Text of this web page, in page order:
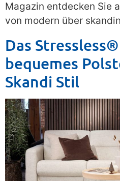
Magazin entdecken Sie
von modern über
Das
bequemes
Skandi Stil